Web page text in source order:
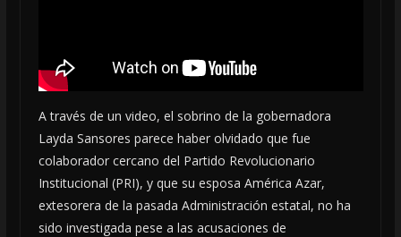
A través de un video, el sobrino de la gobernadora
Layda Sansores parece haber olvidado que fue
colaborador cercano del Partido Revolucionario
Institucional (PRI), y que su esposa América Azar,
extesorera de la pasada Administración estatal, no ha
sido investigada pese a las acusaciones de